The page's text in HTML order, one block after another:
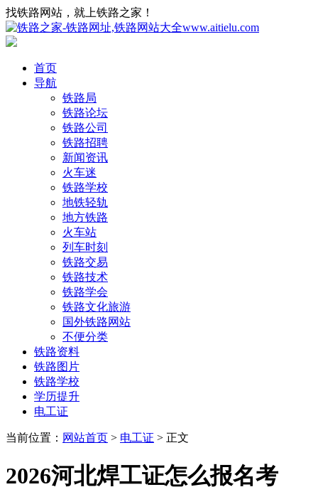
找铁路网站，就上铁路之家！
首页
导航
铁路局
铁路论坛
铁路公司
铁路招聘
新闻资讯
火车迷
铁路学校
地铁轻轨
地方铁路
火车站
列车时刻
铁路交易
铁路技术
铁路学会
铁路文化旅游
国外铁路网站
不便分类
铁路资料
铁路图片
铁路学校
学历提升
电工证
当前位置： 网站首页 > 电工证 > 正文
2026河北焊工证怎么报名考